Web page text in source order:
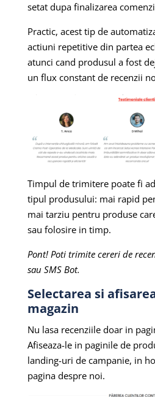
setat dupa finalizarea
Practic, acest tip de
actiuni repetitive din partea
atunci cand produsul a fost
un flux constant de recenzii
Timpul de trimitere poate fi
tipul produsului: mai rapid
mai tarziu pentru produse
sau folosire in timp.
Pont! Poti trimite cereri de
sau SMS Bot.
Selectarea si
magazin
Nu lasa recenziile doar in
Afiseaza-le in paginile de
landing-uri de campanie, in
pagina despre noi.